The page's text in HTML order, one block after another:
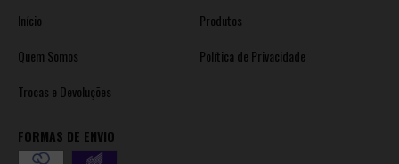
Início
Produtos
Quem Somos
Política de Privacidade
Trocas e Devoluções
FORMAS DE ENVIO